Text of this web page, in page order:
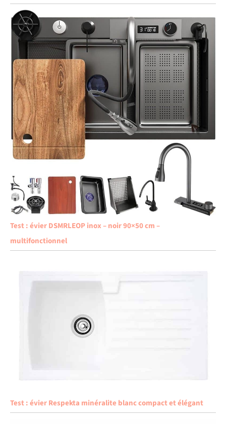
Test : évier DSMRLEOP inox – noir 90×50 cm –
multifonctionnel
Test : évier Respekta minéralite blanc compact et élégant